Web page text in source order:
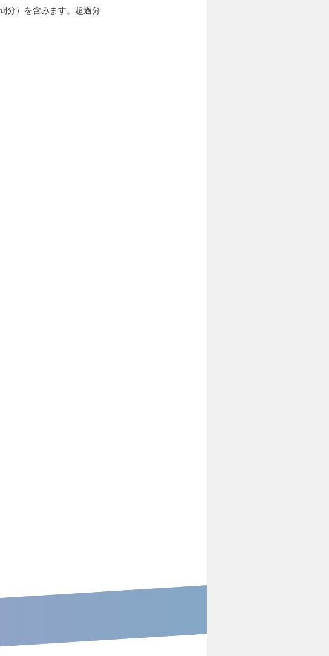
分）を含みます。超過分